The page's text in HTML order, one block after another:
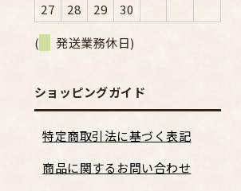
27
28 29
30
(
発送業務休日)
ショッピングガイド
特定商取引法に基づく表記
商品に関するお問い合わせ